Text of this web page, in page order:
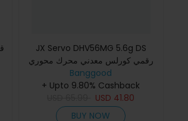
JX Servo DHV56MG 5.6g DS
رقمي كورلس معدني محرك محوري
اللاسلكية
Banggood
+ Upto 9.80% Cashback
USD 41.80
BUY NOW